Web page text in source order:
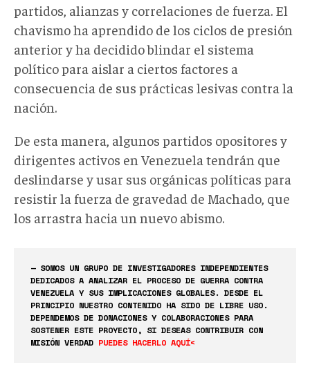
partidos, alianzas y correlaciones de fuerza. El
chavismo ha aprendido de los ciclos de presión
anterior y ha decidido blindar el sistema
político para aislar a ciertos factores a
consecuencia de sus prácticas lesivas contra la
nación.
De esta manera, algunos partidos opositores y
dirigentes activos en Venezuela tendrán que
deslindarse y usar sus orgánicas políticas para
resistir la fuerza de gravedad de Machado, que
los arrastra hacia un nuevo abismo.
— SOMOS UN GRUPO DE INVESTIGADORES INDEPENDIENTES
DEDICADOS A ANALIZAR EL PROCESO DE GUERRA CONTRA
VENEZUELA Y SUS IMPLICACIONES GLOBALES. DESDE EL
PRINCIPIO NUESTRO CONTENIDO HA SIDO DE LIBRE USO.
DEPENDEMOS DE DONACIONES Y COLABORACIONES PARA
SOSTENER ESTE PROYECTO, SI DESEAS CONTRIBUIR CON
MISIÓN VERDAD PUEDES HACERLO AQUÍ<